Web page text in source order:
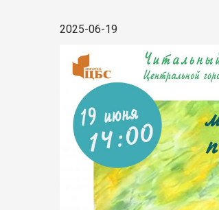
2025-06-19